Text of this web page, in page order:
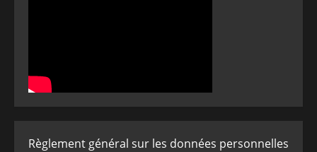
Règlement général sur les données personnelles